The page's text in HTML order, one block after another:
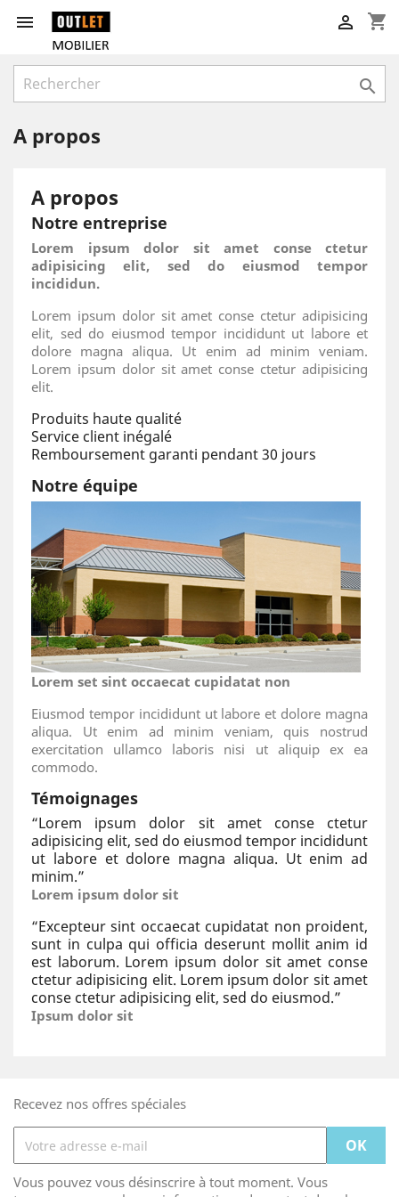
 shopping_cart


A propos
A propos
Notre entreprise
Lorem ipsum dolor sit amet conse ctetur
adipisicing elit, sed do eiusmod tempor
incididun.
Lorem ipsum dolor sit amet conse ctetur adipisicing
elit, sed do eiusmod tempor incididunt ut labore et
dolore magna aliqua. Ut enim ad minim veniam.
Lorem ipsum dolor sit amet conse ctetur adipisicing
elit.
Produits haute qualité
Service client inégalé
Remboursement garanti pendant 30 jours
Notre équipe
Lorem set sint occaecat cupidatat non
Eiusmod tempor incididunt ut labore et dolore magna
aliqua. Ut enim ad minim veniam, quis nostrud
exercitation ullamco laboris nisi ut aliquip ex ea
commodo.
Témoignages
“Lorem ipsum dolor sit amet conse ctetur
adipisicing elit, sed do eiusmod tempor incididunt
ut labore et dolore magna aliqua. Ut enim ad
minim.”
Lorem ipsum dolor sit
“Excepteur sint occaecat cupidatat non proident,
sunt in culpa qui officia deserunt mollit anim id
est laborum. Lorem ipsum dolor sit amet conse
ctetur adipisicing elit. Lorem ipsum dolor sit amet
conse ctetur adipisicing elit, sed do eiusmod.”
Ipsum dolor sit
Recevez nos offres spéciales
Vous pouvez vous désinscrire à tout moment. Vous